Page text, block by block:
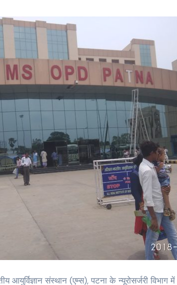
आयुर्विज्ञान संस्थान (एम्स), पटना के न्यूरोसर्जरी विभाग